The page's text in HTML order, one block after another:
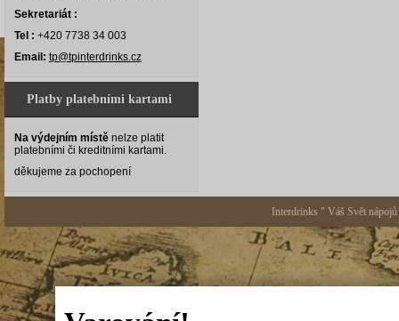
Sekretariát :
Tel : +420 7738 34 003
Email: tp@tpinterdrinks.cz
Platby platebními kartami
Na výdejním místě nelze platit
platebními či kreditními kartami.
děkujeme za pochopení
Interdrinks " Váš Svět